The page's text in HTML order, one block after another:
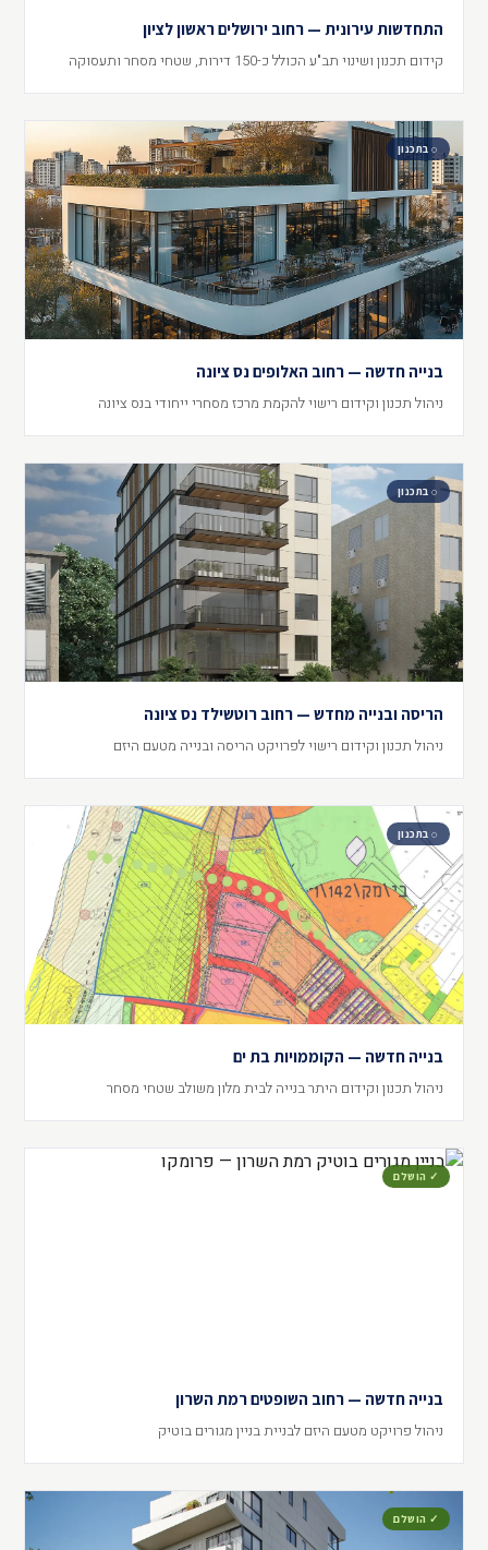
התחדשות עירונית — רחוב ירושלים ראשון לציון
קידום תכנון ושינוי תב"ע הכולל כ-150 דירות, שטחי מסחר ותעסוקה
◌ בתכנון
בנייה חדשה — רחוב האלופים נס ציונה
ניהול תכנון וקידום רישוי להקמת מרכז מסחרי ייחודי בנס ציונה
◌ בתכנון
הריסה ובנייה מחדש — רחוב רוטשילד נס ציונה
ניהול תכנון וקידום רישוי לפרויקט הריסה ובנייה מטעם היזם
◌ בתכנון
בנייה חדשה — הקוממויות בת ים
ניהול תכנון וקידום היתר בנייה לבית מלון משולב שטחי מסחר
✓ הושלם
בנייה חדשה — רחוב השופטים רמת השרון
ניהול פרויקט מטעם היזם לבניית בניין מגורים בוטיק
✓ הושלם